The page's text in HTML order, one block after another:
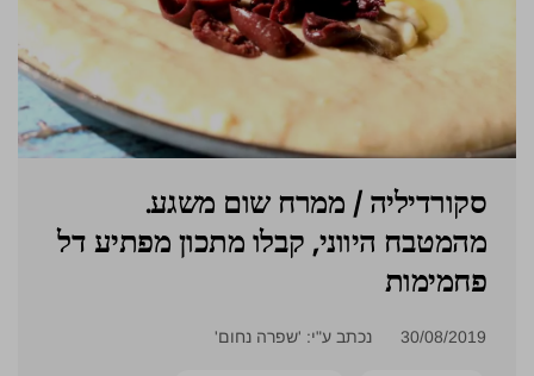
.סקורדיליה / ממרח שום משגע
מהמטבח היווני, קבלו מתכון מפתיע דל
פחמימות
30/08/2019 נכתב ע"י: 'שפרה נחום'